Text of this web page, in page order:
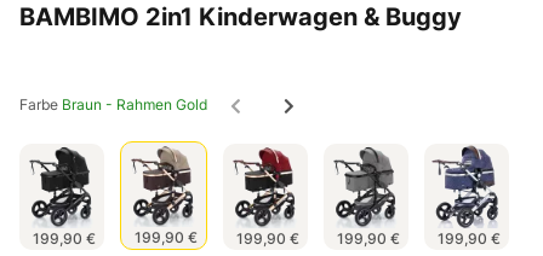
BAMBIMO 2in1 Kinderwagen & Buggy
Farbe Braun - Rahmen Gold
199,90 € 199,90 € 199,90 € 199,90 € 199,90 €